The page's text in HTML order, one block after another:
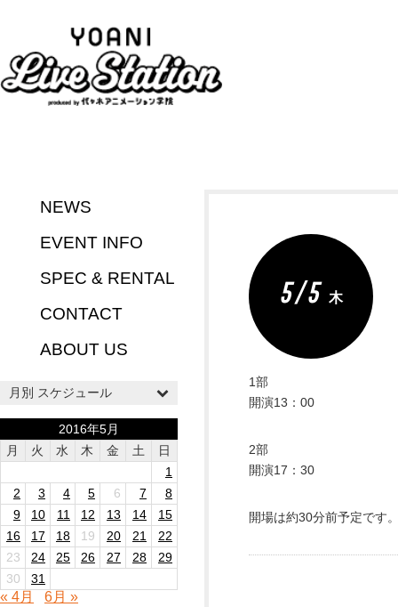
NEWS
EVENT INFO
SPEC & RENTAL
CONTACT
ABOUT US
月別 スケジュール
2016年5月
月
火 水 木 金 土
日
1
2
3 4 5 6 7
8
9
10 11 12 13 14
15
16
17 18 19 20 21
22
23
24 25 26 27 28
29
30
31
« 4月 6月 »
5 / 5 木
1部
開演13：00
2部
開演17：30
開場は約30分前予定です